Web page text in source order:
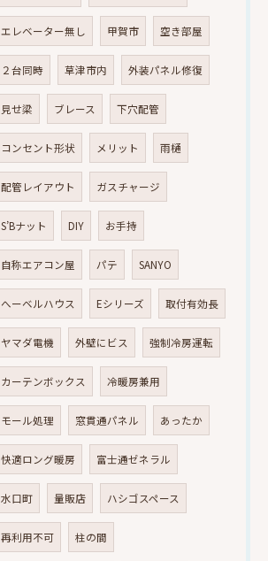
エレベーター無し 甲賀市 空き部屋
２台同時 草津市内 外装パネル修復
見せ梁 ブレース 下穴配管
コンセント形状 メリット 雨樋
配管レイアウト ガスチャージ
S’Bナット DIY お手持
自称エアコン屋 パテ SANYO
へーベルハウス Eシリーズ 取付有効長
ヤマダ電機 外壁にビス 強制冷房運転
カーテンボックス 冷暖房兼用
モール処理 窓貫通パネル あったか
快適ロング暖房 富士通ゼネラル
水口町 量販店 ハシゴスペース
再利用不可 柱の間